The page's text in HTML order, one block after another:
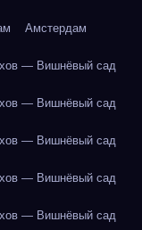
Амстердам
— Вишнёвый сад
— Вишнёвый сад
— Вишнёвый сад
— Вишнёвый сад
— Вишнёвый сад